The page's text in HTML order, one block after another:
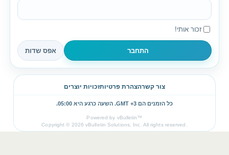
זכור אותי!
צור קשרהצהרת פרטיותזכויות יוצרים
כל הזמנים הם GMT +3. השעה כרגע היא 05:00
.
Powered by vBulletin™
Copyright © 2026 vBulletin Solutions, Inc. All rights reserved.